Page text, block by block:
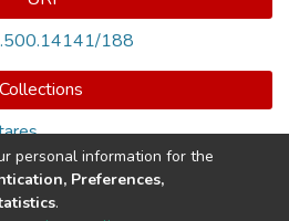
188
Collections
personal information for the
Preferences,
.